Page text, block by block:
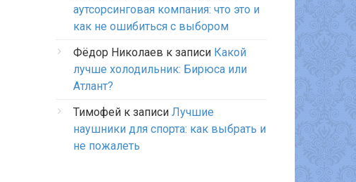
аутсорсинговая компания: что это и
как не ошибиться с выбором
Фёдор Николаев к записи Какой
лучше холодильник: Бирюса или
Атлант?
Тимофей к записи Лучшие
наушники для спорта: как выбрать и
не пожалеть